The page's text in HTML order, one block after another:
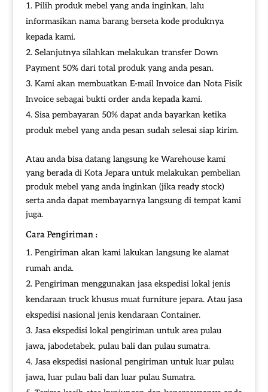
Pilih produk mebel yang anda inginkan, lalu
informasikan nama barang berseta kode produknya
kepada kami.
Selanjutnya silahkan melakukan transfer Down
Payment 50% dari total produk yang anda pesan.
Kami akan membuatkan E-mail Invoice dan Nota Fisik
Invoice sebagai bukti order anda kepada kami.
Sisa pembayaran 50% dapat anda bayarkan ketika
produk mebel yang anda pesan sudah selesai siap kirim.
Atau anda bisa datang langsung ke Warehouse kami
yang berada di Kota Jepara untuk melakukan pembelian
produk mebel yang anda inginkan (jika ready stock)
serta anda dapat membayarnya langsung di tempat kami
juga.
Cara Pengiriman :
Pengiriman akan kami lakukan langsung ke alamat
rumah anda.
Pengiriman menggunakan jasa ekspedisi lokal jenis
kendaraan truck khusus muat furniture jepara. Atau jasa
ekspedisi nasional jenis kendaraan Container.
Jasa ekspedisi lokal pengiriman untuk area pulau
jawa, jabodetabek, pulau bali dan pulau sumatra.
Jasa ekspedisi nasional pengiriman untuk luar pulau
jawa, luar pulau bali dan luar pulau Sumatra.